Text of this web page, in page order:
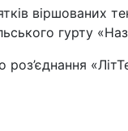
віршованих
гурту
роз’єднання